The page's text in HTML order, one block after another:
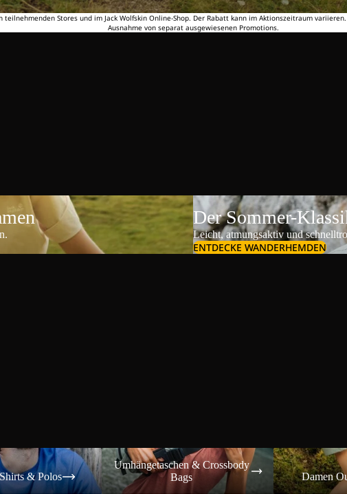
Stores und im Jack Wolfskin Online-Shop. Der Rabatt kann im Aktionszeitraum
Ausnahme von separat ausgewiesenen Promotions.
Der Sommer-
Leicht, atmungsaktiv und
ENTDECKE WANDERHEMDEN
Polos
& Polos
Umhängetaschen & Crossbody Bags
Umhängetaschen & Crossbody
Bags
Damen
Damen